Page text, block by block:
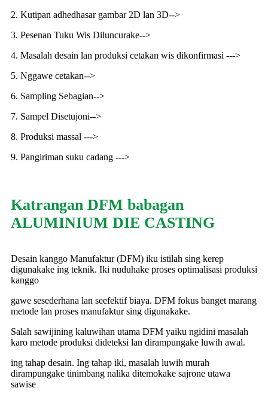
2. Kutipan adhedhasar gambar 2D lan 3D-->
3. Pesenan Tuku Wis Diluncurake-->
4. Masalah desain lan produksi cetakan wis dikonfirmasi --->
5. Nggawe cetakan-->
6. Sampling Sebagian-->
7. Sampel Disetujoni-->
8. Produksi massal --->
9. Pangiriman suku cadang --->
Katrangan DFM babagan
ALUMINIUM DIE CASTING
Desain kanggo Manufaktur (DFM) iku istilah sing kerep
digunakake ing teknik. Iki nuduhake proses optimalisasi produksi
kanggo
gawe sesederhana lan seefektif biaya. DFM fokus banget marang
metode lan proses manufaktur sing digunakake.
Salah sawijining kaluwihan utama DFM yaiku ngidini masalah
karo metode produksi dideteksi lan dirampungake luwih awal.
ing tahap desain. Ing tahap iki, masalah luwih murah
dirampungake tinimbang nalika ditemokake sajrone utawa
sawise